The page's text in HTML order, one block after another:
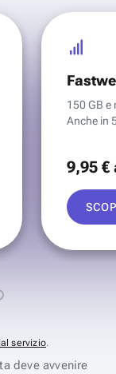
150 GB e
Anche in
9,95 €
servizio.
deve avvenire